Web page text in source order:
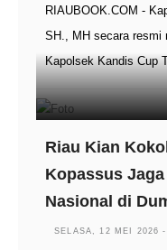
RIAUBOOK.COM -
SH., MH secara resmi
Kapolsek Kandis Cup
Riau Kian
Kopassus
Nasional di
SELASA, 12 MEI 2026